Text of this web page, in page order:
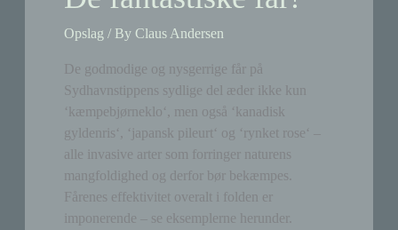
Opslag / ByClaus Andersen
De godmodige og nysgerrige får på
Sydhavnstippens sydlige del æder ikke kun
‘kæmpebjørneklo‘, men også ‘kanadisk
gyldenris‘, ‘japansk pileurt‘ og ‘rynket rose‘ –
alle invasive arter som forringer naturens
mangfoldighed og derfor bør bekæmpes.
Fårenes effektivitet overalt i folden er
imponerende – se eksemplerne herunder.